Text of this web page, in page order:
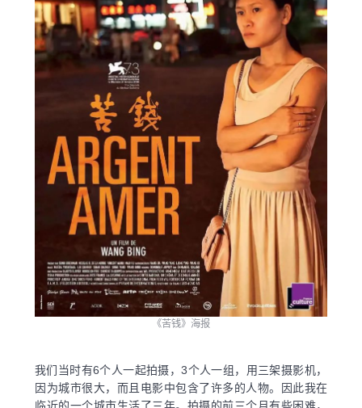
《苦钱》海报
我们当时有6个人一起拍摄，3个人一组，用三架摄影机，
因为城市很大，而且电影中包含了许多的人物。因此我在